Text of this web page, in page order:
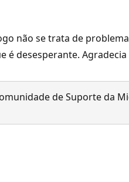
não se trata de
desesperante.
de Suporte da